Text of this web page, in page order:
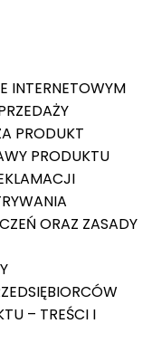
INTERNETOWYM
PRODUKT
PRODUKTU
ORAZ ZASADY
– TREŚCI I